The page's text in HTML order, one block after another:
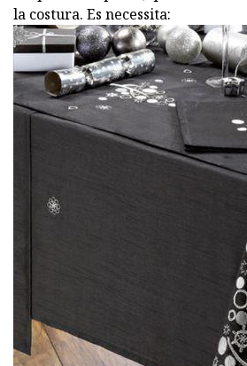
la costura. Es necessita: